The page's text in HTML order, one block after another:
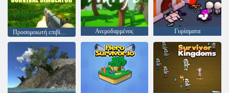
Προσομοιωτή επιβίωσης Ανεμοδαρμένος Γυρίσματα